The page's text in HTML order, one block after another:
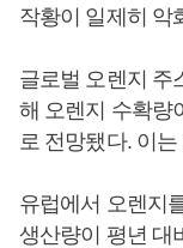
작황이 일제히 악
글로벌 오렌지 주
해 오렌지 수확량
로 전망됐다. 이
유럽에서 오렌지
생산량이 평년 대